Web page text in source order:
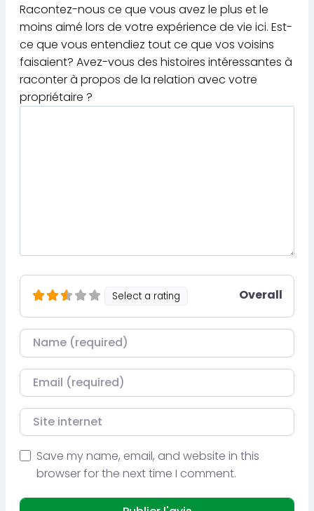
Racontez-nous ce que vous avez le plus et le
moins aimé lors de votre expérience de vie ici. Est-
ce que vous entendiez tout ce que vos voisins
faisaient? Avez-vous des histoires intéressantes à
raconter à propos de la relation avec votre
propriétaire ?
Select a rating Overall
Nom
Courriel
Site internet
Save my name, email, and website in this
browser for the next time I comment.